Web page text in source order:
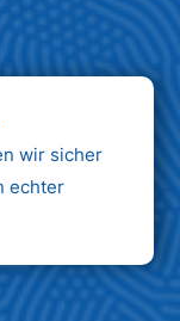
wir sicher
echter